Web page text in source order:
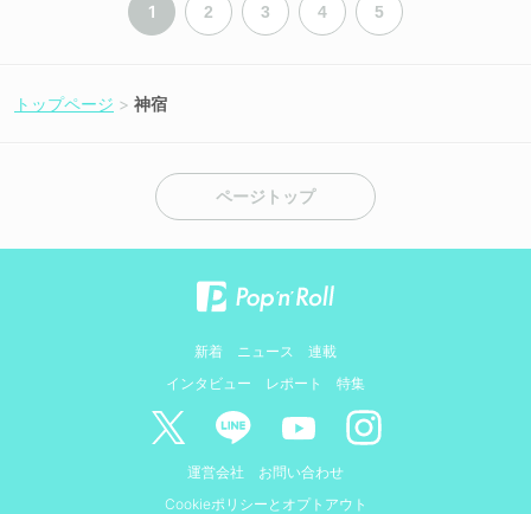
1 2 3 4 5
トップページ 神宿
ページトップ
新着 ニュース
連載
インタビュー
レポート 特集
運営会社
お問い合わせ
Cookieポリシーとオプトアウト